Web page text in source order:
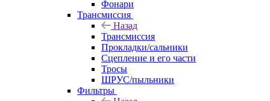
Фонари
Трансмиссия
Назад
Трансмиссия
Прокладки/сальники
Сцепление и его части
Тросы
ШРУС/пыльники
Фильтры